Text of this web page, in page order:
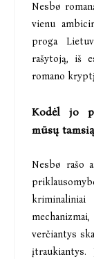
Nesbø
vienu
proga
rašytoją, iš
romano
Kodėl jo
mūsų
Nesbø rašo
verčiantys